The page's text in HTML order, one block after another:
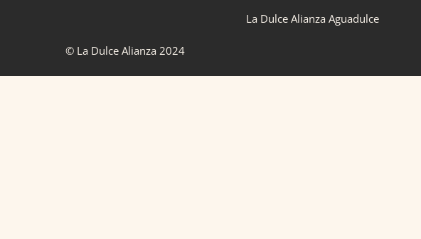
La Dulce Alianza Aguadulce
© La Dulce Alianza 2024